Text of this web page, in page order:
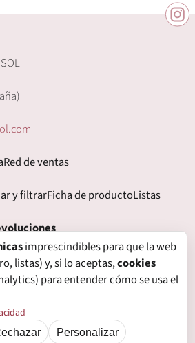
Red de ventas
y filtrarFicha de productoListas
Formas de pagoGastos de envío
Garantía
de cookies
imprescindibles para que la web
listas) y, si lo aceptas,cookies
para entender cómo se usa el
Personalizar